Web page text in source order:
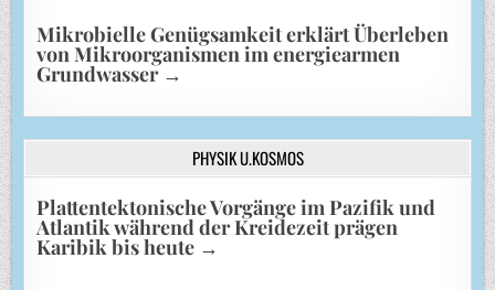
Mikrobielle Genügsamkeit erklärt Überleben
von Mikroorganismen im energiearmen
Grundwasser →
PHYSIK U.KOSMOS
Plattentektonische Vorgänge im Pazifik und
Atlantik während der Kreidezeit prägen
Karibik bis heute →